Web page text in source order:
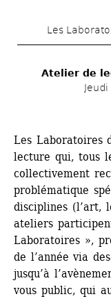
au
Les
Atelier de
Les Laboratoires
lecture qui, tous
collectivement
problématique
disciplines (l’art,
ateliers
Laboratoires »,
de l’année via
jusqu’à
vous public, qui